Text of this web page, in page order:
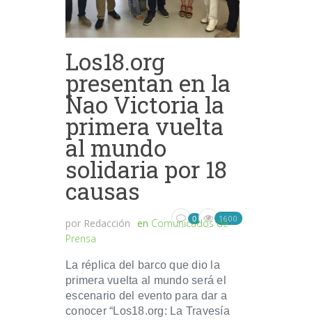
Los18.org
presentan en la
Nao Victoria la
primera vuelta
al mundo
solidaria por 18
causas
por Redacción en Comunicados de
Prensa
0 1600
La réplica del barco que dio la
primera vuelta al mundo será el
escenario del evento para dar a
conocer “Los18.org: La Travesía